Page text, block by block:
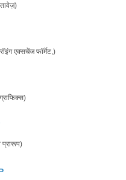
एक्सचेंज फॉर्मेट,)
प्रारूप)